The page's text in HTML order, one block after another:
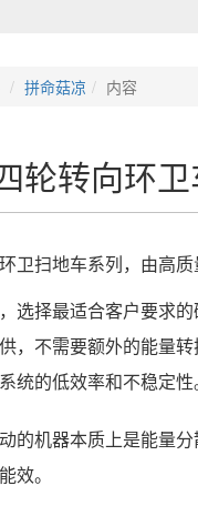
拼命菇凉 内容
轮转向环
卫扫地车系列，由高
选择最适合客户要求
，不需要额外的能量
统的低效率和不稳定性
的机器本质上是能量
效。